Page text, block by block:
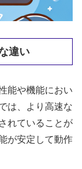
違い
能や機能におい
は、より高速な
れていることが
が安定して動作